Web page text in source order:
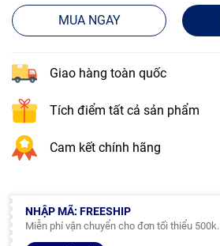
MUA NGAY
Giao hàng toàn quốc
Tích điểm tất cả sản phẩm
Cam kết chính hãng
NHẬP MÃ: FREESHIP
Miễn phí vận chuyển cho đơn tối thiểu 500k.